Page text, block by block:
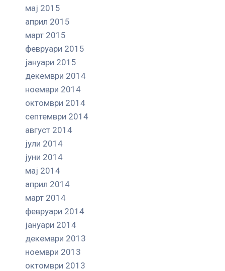
мај 2015
април 2015
март 2015
февруари 2015
јануари 2015
декември 2014
ноември 2014
октомври 2014
септември 2014
август 2014
јули 2014
јуни 2014
мај 2014
април 2014
март 2014
февруари 2014
јануари 2014
декември 2013
ноември 2013
октомври 2013